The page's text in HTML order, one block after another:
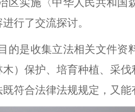
实施〈中华人民共和
行了交流探讨。
是收集立法相关文件资
）保护、培育种植、采
符合法律法规规定，又能